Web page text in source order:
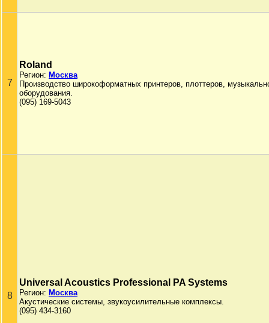
7
Roland
Регион: Москва
Производство широкоформатных принтеров, плоттеров,
оборудования.
(095) 169-5043
8
Universal Acoustics Professional PA Systems
Регион: Москва
Акустические системы, звукоусилительные комплексы.
(095) 434-3160